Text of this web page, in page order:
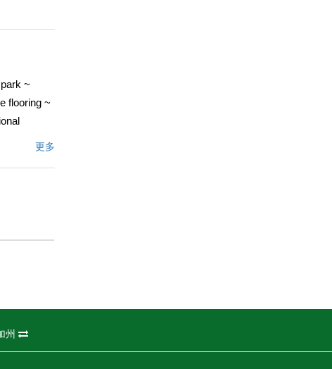
~
flooring ~
更多
州